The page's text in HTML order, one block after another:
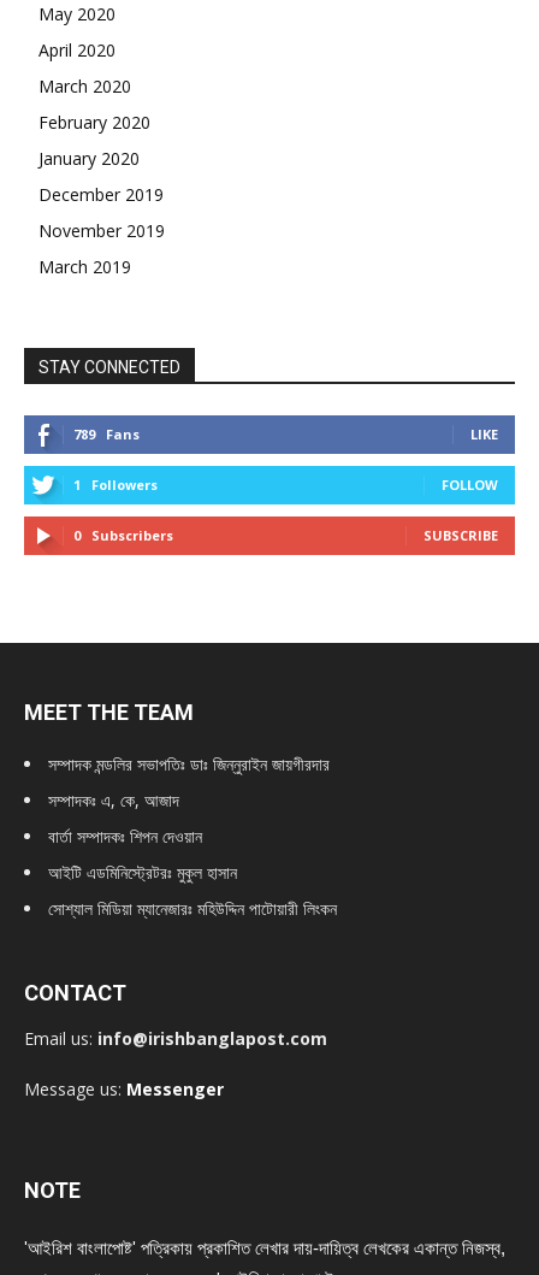
May 2020
April 2020
March 2020
February 2020
January 2020
December 2019
November 2019
March 2019
STAY CONNECTED
789 Fans LIKE
1 Followers FOLLOW
0 Subscribers SUBSCRIBE
MEET THE TEAM
সম্পাদক মন্ডলির সভাপতিঃ ডাঃ জিন্নুরাইন জায়গীরদার
সম্পাদকঃ এ, কে, আজাদ
বার্তা সম্পাদকঃ শিপন দেওয়ান
আইটি এডমিনিস্ট্রেটরঃ মুকুল হাসান
সোশ্যাল মিডিয়া ম্যানেজারঃ মহিউদ্দিন পাটোয়ারী লিংকন
CONTACT
Email us: info@irishbanglapost.com
Message us: Messenger
NOTE
'আইরিশ বাংলাপোষ্ট' পত্রিকায় প্রকাশিত লেখার দায়-দায়িত্ব লেখকের একান্ত নিজস্ব,